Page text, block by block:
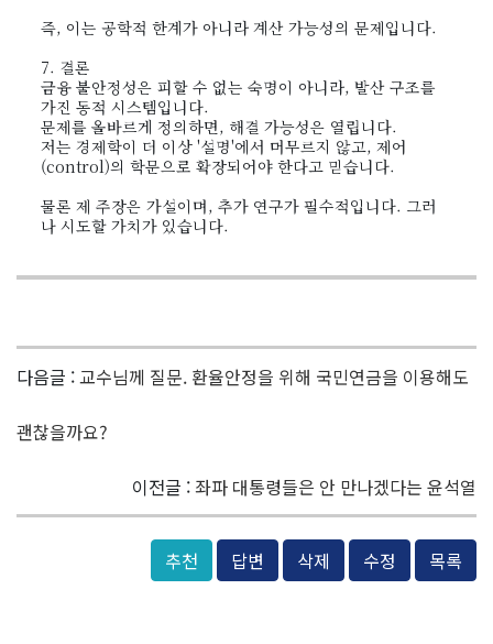
즉, 이는 공학적 한계가 아니라 계산 가능성의 문제입니다.
7. 결론
금융 불안정성은 피할 수 없는 숙명이 아니라, 발산 구조를
가진 동적 시스템입니다.
문제를 올바르게 정의하면, 해결 가능성은 열립니다.
저는 경제학이 더 이상 '설명'에서 머무르지 않고, 제어
(control)의 학문으로 확장되어야 한다고 믿습니다.
물론 제 주장은 가설이며, 추가 연구가 필수적입니다. 그러
나 시도할 가치가 있습니다.
다음글 :교수님께 질문. 환율안정을 위해 국민연금을 이용해도
괜찮을까요?
이전글 :좌파 대통령들은 안 만나겠다는 윤석열
추천 답변 삭제 수정 목록